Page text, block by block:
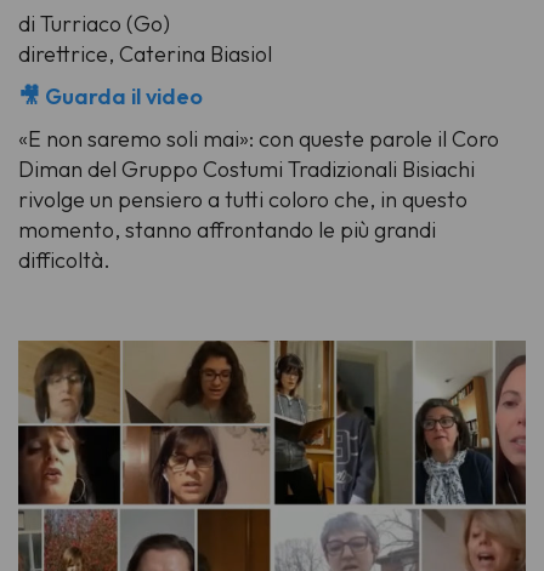
di Turriaco (Go)
direttrice, Caterina Biasiol
🎥 Guarda il video
«E non saremo soli mai»: con queste parole il Coro
Diman del Gruppo Costumi Tradizionali Bisiachi
rivolge un pensiero a tutti coloro che, in questo
momento, stanno affrontando le più grandi
difficoltà.